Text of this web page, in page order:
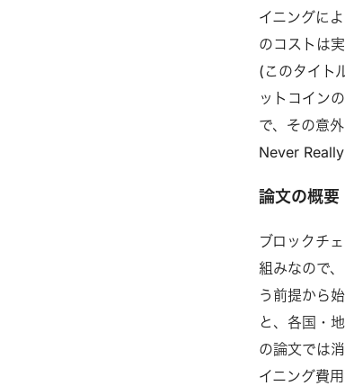
イニングに
のコストは
(このタイト
ットコイン
で、その意
Never
論文の概要
ブロックチ
組みなので
う前提から
と、各国・
の論文では
イニング費